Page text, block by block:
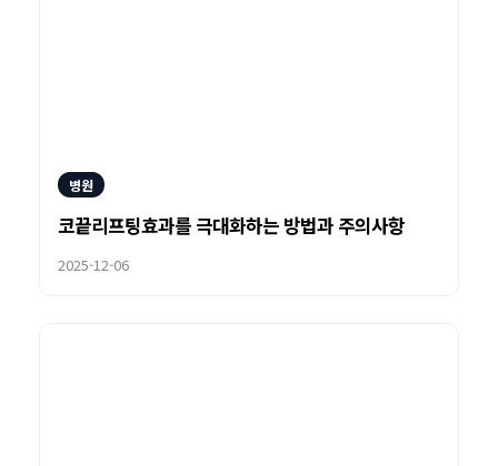
병원
코끝리프팅효과를 극대화하는 방법과 주의사항
2025-12-06